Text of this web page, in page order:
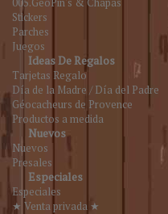
Stickers
Parches
Juegos
Ideas De Regalos
Tarjetas Regalo
Día de la Madre / Día del Padre
Géocacheurs de Provence
Productos a medida
Nuevos
Nuevos
Presales
Especiales
Especiales
★ Venta privada ★